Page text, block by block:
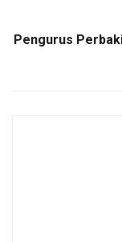
Pengurus